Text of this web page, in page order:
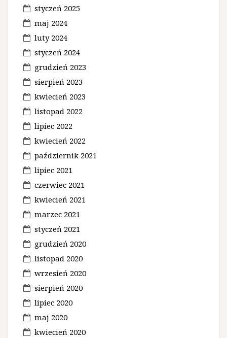
styczeń 2025
maj 2024
luty 2024
styczeń 2024
grudzień 2023
sierpień 2023
kwiecień 2023
listopad 2022
lipiec 2022
kwiecień 2022
październik 2021
lipiec 2021
czerwiec 2021
kwiecień 2021
marzec 2021
styczeń 2021
grudzień 2020
listopad 2020
wrzesień 2020
sierpień 2020
lipiec 2020
maj 2020
kwiecień 2020